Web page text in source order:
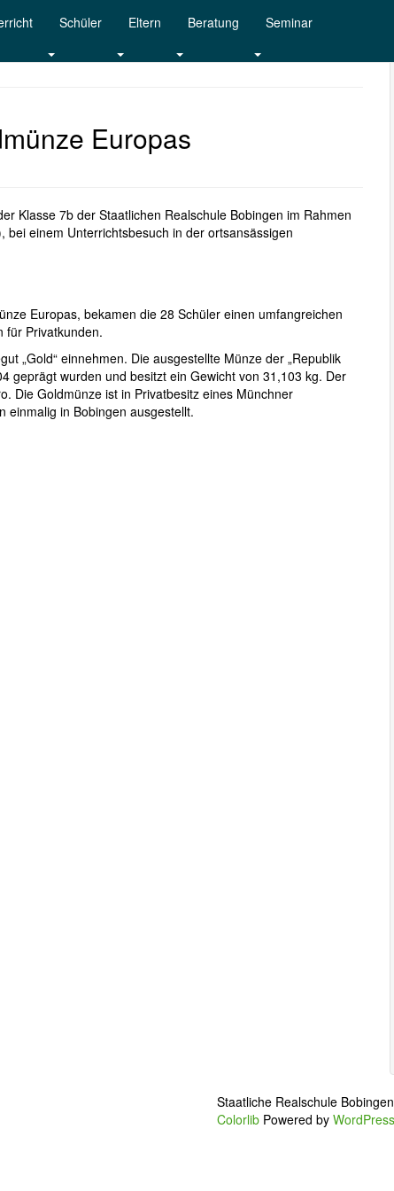
Schüler Eltern Beratung Seminar
Europas
Klasse 7b der Staatlichen Realschule Bobingen im Rahmen
einem Unterrichtsbesuch in der ortsansässigen
Europas, bekamen die 28 Schüler einen umfangreichen
für Privatkunden.
„Gold“ einnehmen. Die ausgestellte Münze der „Republik
geprägt wurden und besitzt ein Gewicht von 31,103 kg. Der
Die Goldmünze ist in Privatbesitz eines Münchner
einmalig in Bobingen ausgestellt.
Staatliche Realschule
Colorlib Powered by WordPress